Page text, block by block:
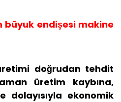
büyuk endişesi makine
doğrudan tehdit
üretim kaybına,
dolayısıyla ekonomik